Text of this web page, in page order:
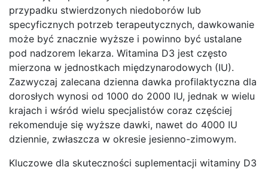
przypadku stwierdzonych niedoborów lub
specyficznych potrzeb terapeutycznych, dawkowanie
może być znacznie wyższe i powinno być ustalane
pod nadzorem lekarza. Witamina D3 jest często
mierzona w jednostkach międzynarodowych (IU).
Zazwyczaj zalecana dzienna dawka profilaktyczna dla
dorosłych wynosi od 1000 do 2000 IU, jednak w wielu
krajach i wśród wielu specjalistów coraz częściej
rekomenduje się wyższe dawki, nawet do 4000 IU
dziennie, zwłaszcza w okresie jesienno-zimowym.
Kluczowe dla skuteczności suplementacji witaminy D3